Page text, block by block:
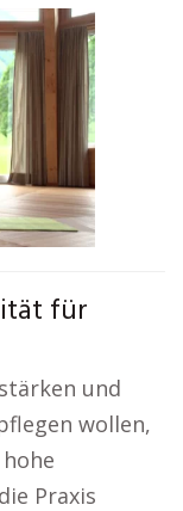
für
und
wollen,
Praxis